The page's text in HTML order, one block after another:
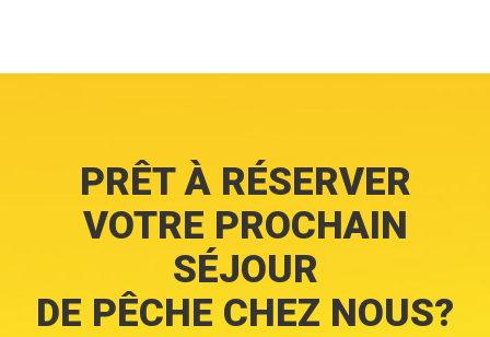
PRÊT À RÉSERVER
VOTRE PROCHAIN
SÉJOUR
DE PÊCHE CHEZ NOUS?